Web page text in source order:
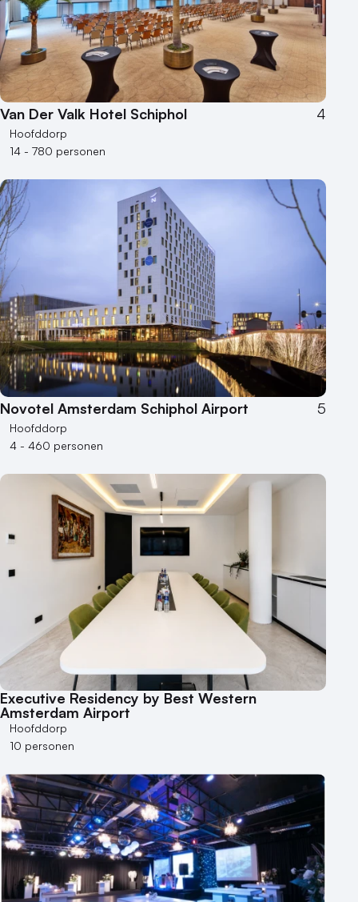
Locaties aan zee
Museum
Theater
Varende locatie
Van Der Valk Hotel Schiphol 4
Hoofddorp
14 - 780 personen
Novotel Amsterdam Schiphol Airport 5
Hoofddorp
4 - 460 personen
Executive Residency by Best Western
Amsterdam Airport
Hoofddorp
10 personen